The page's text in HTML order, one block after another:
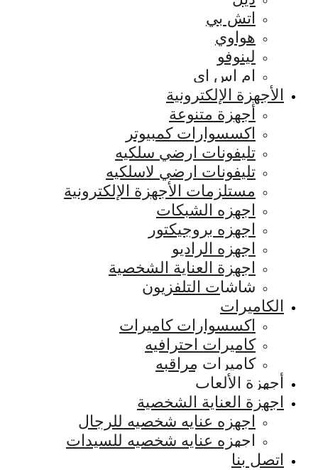
اتش بي
هواوي
لينوفو
ام اس اي
الأجهزة الإلكترونية
أجهزة متنوعة
اكسسوارات كمبيوتر
تليفونات ارضي سلكيه
تليفونات ارضي لاسلكيه
مستلزمات الأجهزة الإلكترونية
اجهزه الشبكات
اجهزه بروجيكتور
اجهزه الراديو
اجهزة العناية الشخصية
شاشات التلفزيون
الكاميرات
اكسسوارات كاميرات
كاميرات احترافيه
كاميرات مراقبه
أجهزة الألعاب
اجهزة العناية الشخصية
اجهزه عنايه شخصيه للرجال
اجهزه عنايه شخصيه للسيدات
اتصل بنا